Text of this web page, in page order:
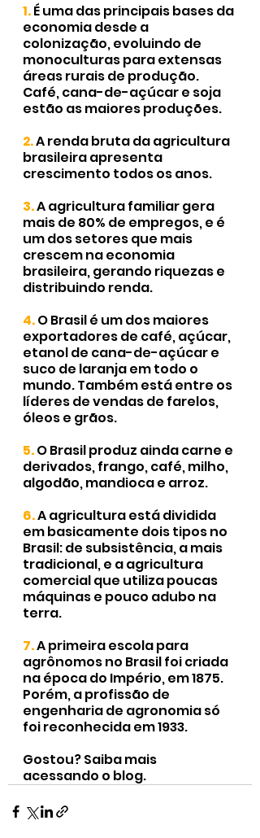
1.É uma das principais bases da
economia desde a
colonização, evoluindo de
monoculturas para extensas
áreas rurais de produção.
Café, cana-de-açúcar e soja
estão as maiores produções.
2.A renda bruta da agricultura
brasileira apresenta
crescimento todos os anos.
3.A agricultura familiar gera
mais de 80% de empregos, e é
um dos setores que mais
crescem na economia
brasileira, gerando riquezas e
distribuindo renda.
4.O Brasil é um dos maiores
exportadores de café, açúcar,
etanol de cana-de-açúcar e
suco de laranja em todo o
mundo. Também está entre os
líderes de vendas de farelos,
óleos e grãos.
5.O Brasil produz ainda carne e
derivados, frango, café, milho,
algodão, mandioca e arroz.
6.A agricultura está dividida
em basicamente dois tipos no
Brasil: de subsistência, a mais
tradicional, e a agricultura
comercial que utiliza poucas
máquinas e pouco adubo na
terra.
7. A primeira escola para
agrônomos no Brasil foi criada
na época do Império, em 1875.
Porém, a profissão de
engenharia de agronomia só
foi reconhecida em 1933.
Gostou? Saiba mais
acessando o blog.